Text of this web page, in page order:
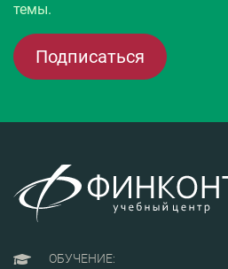
темы.
Подписаться
ОБУЧЕНИЕ: